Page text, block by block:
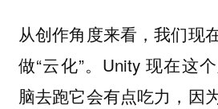
从创作角度来看，我们现
做“云化”。Unity 现在这
脑去跑它会有点吃力，因